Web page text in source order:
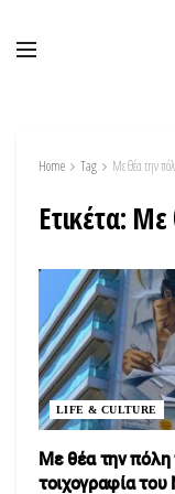
Home Tag Με θέα την
Ετικέτα: Με
LIFE & CULTURE
Με θέα την πόλη
τοιχογραφία